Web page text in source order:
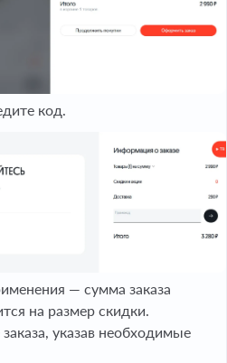
код.
— сумма заказа
на размер скидки.
указав необходимые